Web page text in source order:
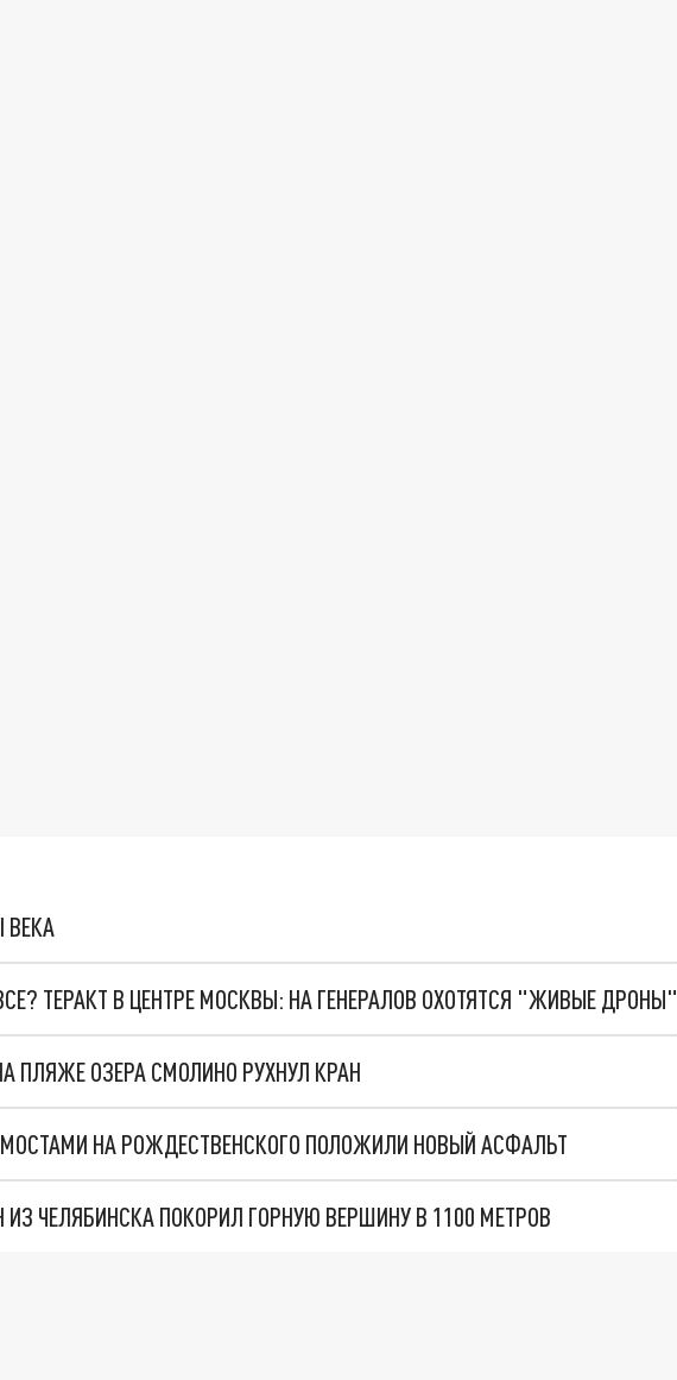
ВЕКА
ТЕРАКТ В ЦЕНТРЕ МОСКВЫ: НА ГЕНЕРАЛОВ ОХОТЯТСЯ "ЖИВЫЕ ДРОНЫ"
ПЛЯЖЕ ОЗЕРА СМОЛИНО РУХНУЛ КРАН
НА РОЖДЕСТВЕНСКОГО ПОЛОЖИЛИ НОВЫЙ АСФАЛЬТ
ИЗ ЧЕЛЯБИНСКА ПОКОРИЛ ГОРНУЮ ВЕРШИНУ В 1100 МЕТРОВ